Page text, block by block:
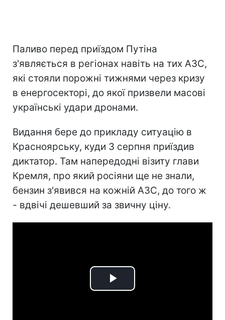
Паливо перед приїздом Путіна
з'являється в регіонах навіть на тих АЗС,
які стояли порожні тижнями через кризу
в енергосекторі, до якої призвели масові
українські удари дронами.
Видання бере до прикладу ситуацію в
Красноярську, куди 3 серпня приїздив
диктатор. Там напередодні візиту глави
Кремля, про який росіяни ще не знали,
бензин з'явився на кожній АЗС, до того ж
- вдвічі дешевший за звичну ціну.
Play